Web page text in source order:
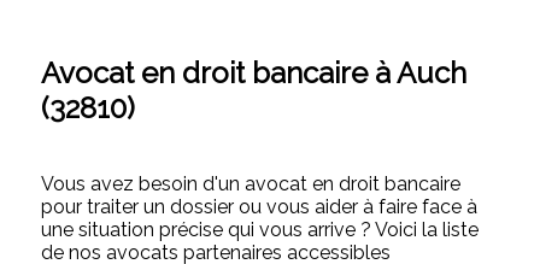
Avocat en droit bancaire à Auch
(32810)
Vous avez besoin d'un avocat en droit bancaire
pour traiter un dossier ou vous aider à faire face à
une situation précise qui vous arrive ? Voici la liste
de nos avocats partenaires accessibles